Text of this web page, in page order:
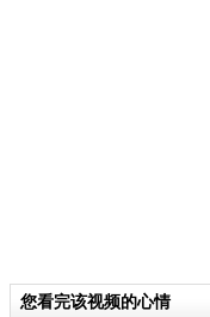
您看完该视频的心情